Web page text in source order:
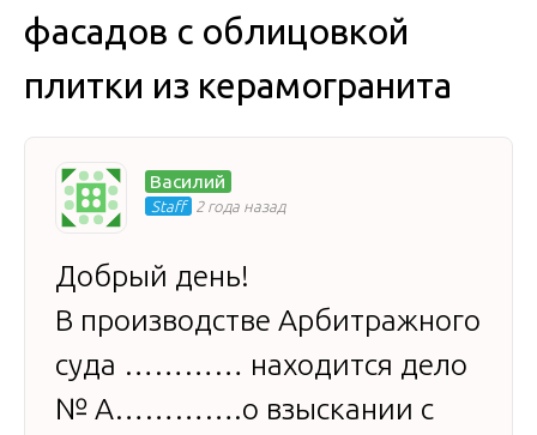
фасадов с облицовкой
плитки из керамогранита
Василий
Staff 2 года назад
Добрый день!
В производстве Арбитражного
суда ………… находится дело
№ А………….о взыскании с